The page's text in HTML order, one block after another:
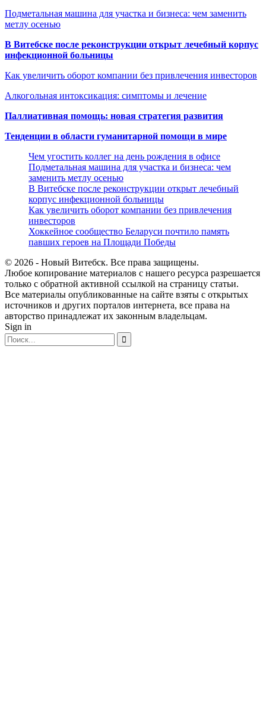
Подметальная машина для участка и бизнеса: чем заменить
метлу осенью
В Витебске после реконструкции открыт лечебный корпус
инфекционной больницы
Как увеличить оборот компании без привлечения инвесторов
Алкогольная интоксикация: симптомы и лечение
Паллиативная помощь: новая стратегия развития
Тенденции в области гуманитарной помощи в мире
Чем угостить коллег на день рождения в офисе
Подметальная машина для участка и бизнеса: чем
заменить метлу осенью
В Витебске после реконструкции открыт лечебный
корпус инфекционной больницы
Как увеличить оборот компании без привлечения
инвесторов
Хоккейное сообщество Беларуси почтило память
павших героев на Площади Победы
© 2026 - Новый Витебск. Все права защищены.
Любое копирование материалов с нашего ресурса разрешается
только с обратной активной ссылкой на страницу статьи.
Все материалы опубликованные на сайте взяты с открытых
источников и других порталов интернета, все права на
авторство принадлежат их законным владельцам.
Sign in